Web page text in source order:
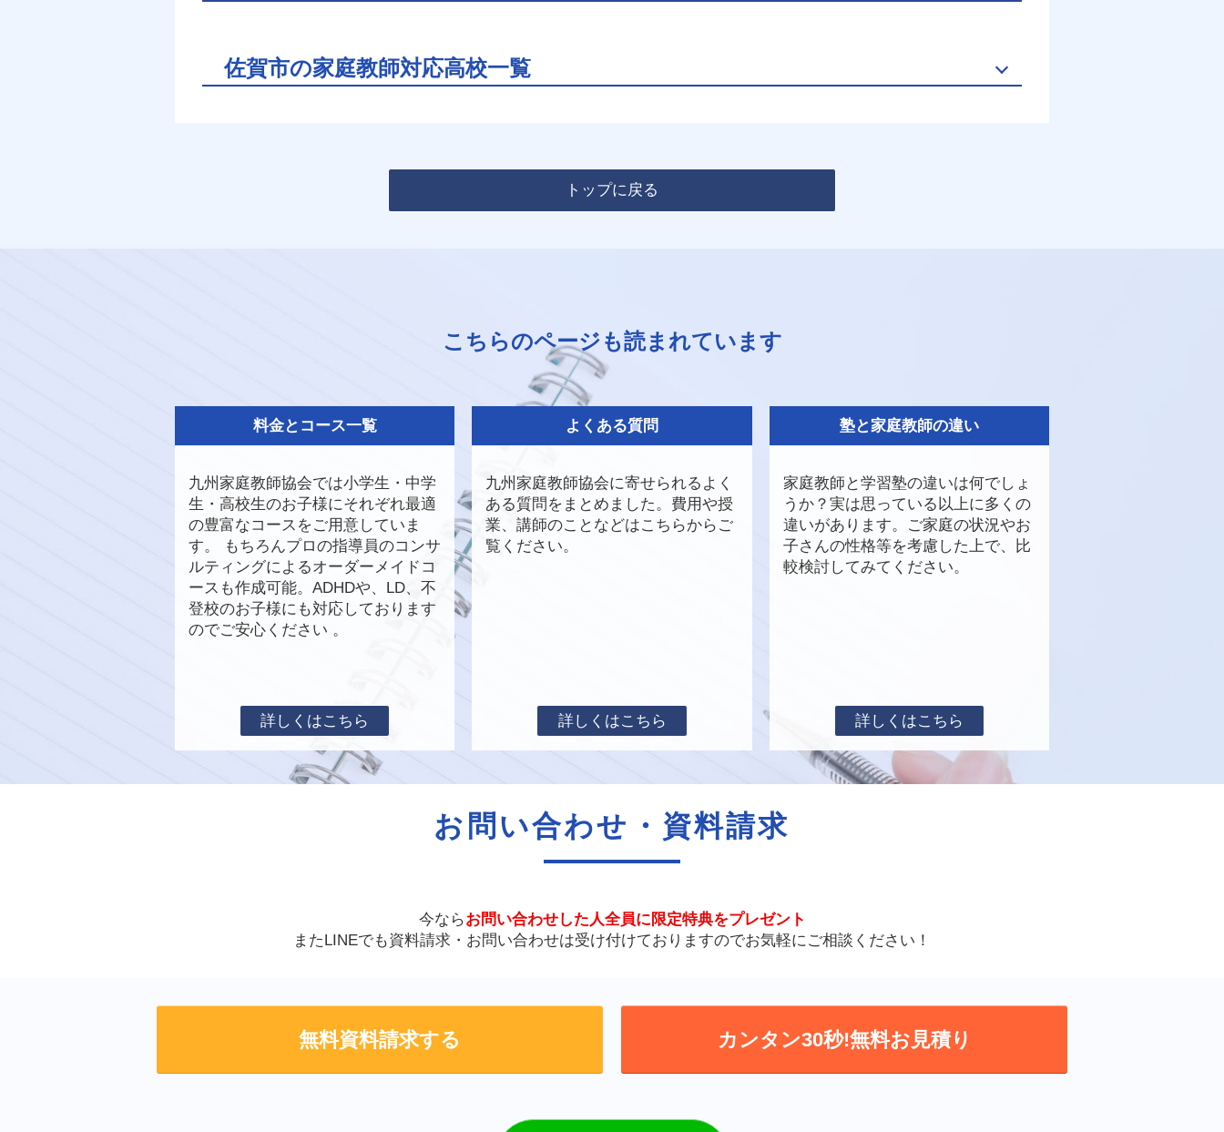
佐賀市の家庭教師対応高校一覧
トップに戻る
こちらのページも読まれています
料金とコース一覧
九州家庭教師協会では小学生・中学
生・高校生のお子様にそれぞれ最適
の豊富なコースをご用意していま
す。 もちろんプロの指導員のコンサ
ルティングによるオーダーメイドコ
ースも作成可能。ADHDや、LD、不
登校のお子様にも対応しております
のでご安心ください 。
詳しくはこちら
よくある質問
九州家庭教師協会に寄せられるよく
ある質問をまとめました。費用や授
業、講師のことなどはこちらからご
覧ください。
詳しくはこちら
塾と家庭教師の違い
家庭教師と学習塾の違いは何でしょ
うか？実は思っている以上に多くの
違いがあります。ご家庭の状況やお
子さんの性格等を考慮した上で、比
較検討してみてください。
詳しくはこちら
お問い合わせ・資料請求
今ならお問い合わせした人全員に 限定特典をプレゼント
またLINEでも資料請求・お問い合わせは受け付けておりますのでお気軽にご相談ください！
無料資料請求する カンタン30秒!無料お見積り